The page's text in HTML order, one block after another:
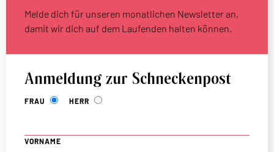
Melde dich für unseren monatlichen Newsletter an,
damit wir dich auf dem Laufenden halten können.
Anmeldung zur Schneckenpost
FRAU HERR
VORNAME